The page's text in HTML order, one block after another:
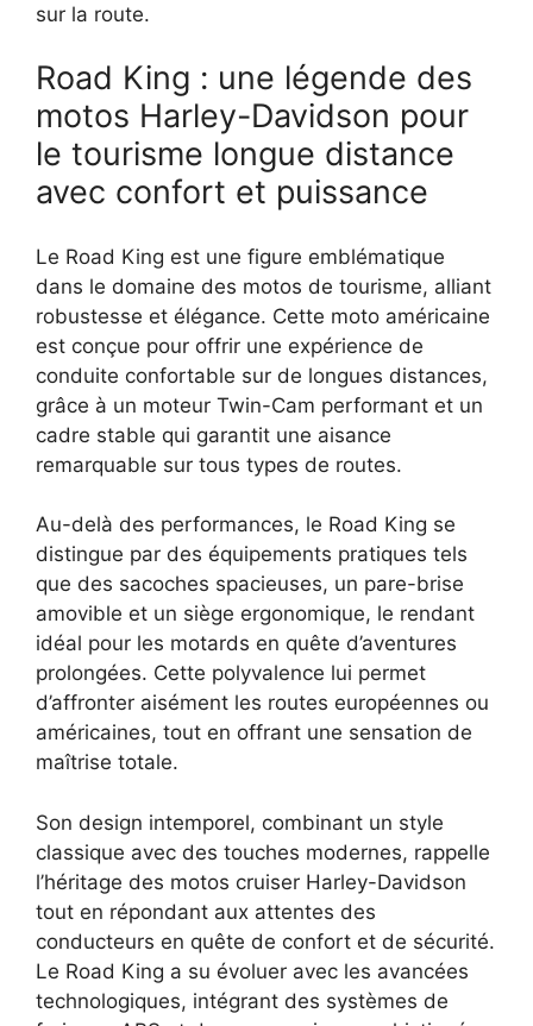
sur la route.
Road King : une légende des
motos Harley-Davidson pour
le tourisme longue distance
avec confort et puissance
Le Road King est une figure emblématique
dans le domaine des motos de tourisme, alliant
robustesse et élégance. Cette moto américaine
est conçue pour offrir une expérience de
conduite confortable sur de longues distances,
grâce à un moteur Twin-Cam performant et un
cadre stable qui garantit une aisance
remarquable sur tous types de routes.
Au-delà des performances, le Road King se
distingue par des équipements pratiques tels
que des sacoches spacieuses, un pare-brise
amovible et un siège ergonomique, le rendant
idéal pour les motards en quête d’aventures
prolongées. Cette polyvalence lui permet
d’affronter aisément les routes européennes ou
américaines, tout en offrant une sensation de
maîtrise totale.
Son design intemporel, combinant un style
classique avec des touches modernes, rappelle
l’héritage des motos cruiser Harley-Davidson
tout en répondant aux attentes des
conducteurs en quête de confort et de sécurité.
Le Road King a su évoluer avec les avancées
technologiques, intégrant des systèmes de